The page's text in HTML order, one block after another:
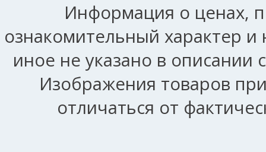
Информация о ценах,
ознакомительный характер
иное не указано в описании
Изображения товаров
отличаться от